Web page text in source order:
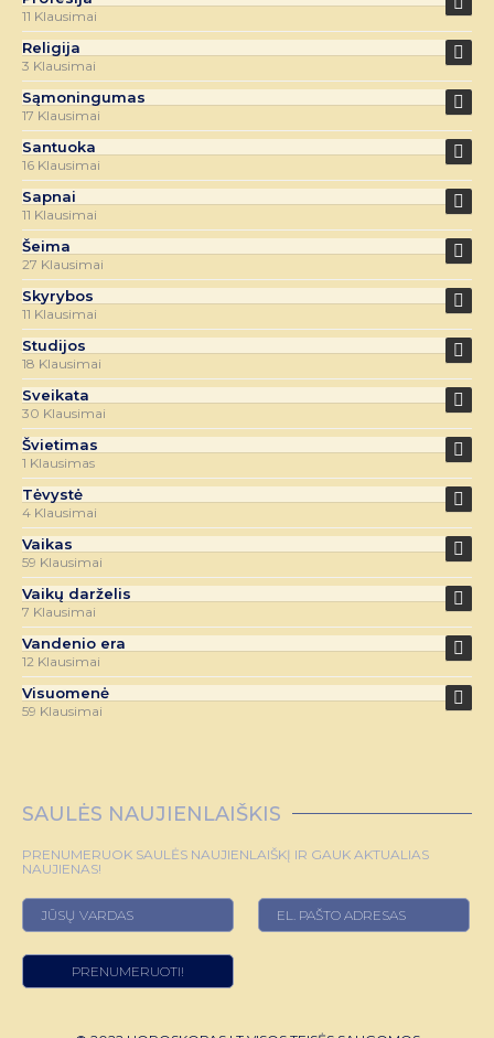
11 Klausimai
Religija
3 Klausimai
Sąmoningumas
17 Klausimai
Santuoka
16 Klausimai
Sapnai
11 Klausimai
Šeima
27 Klausimai
Skyrybos
11 Klausimai
Studijos
18 Klausimai
Sveikata
30 Klausimai
Švietimas
1 Klausimas
Tėvystė
4 Klausimai
Vaikas
59 Klausimai
Vaikų darželis
7 Klausimai
Vandenio era
12 Klausimai
Visuomenė
59 Klausimai
SAULĖS NAUJIENLAIŠKIS
PRENUMERUOK SAULĖS NAUJIENLAIŠKĮ IR GAUK AKTUALIAS
NAUJIENAS!